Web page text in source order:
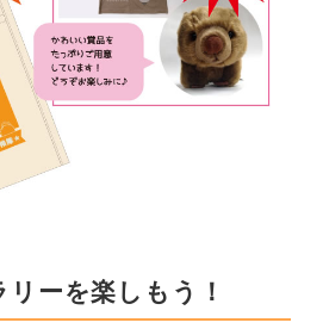
ーを楽しもう！